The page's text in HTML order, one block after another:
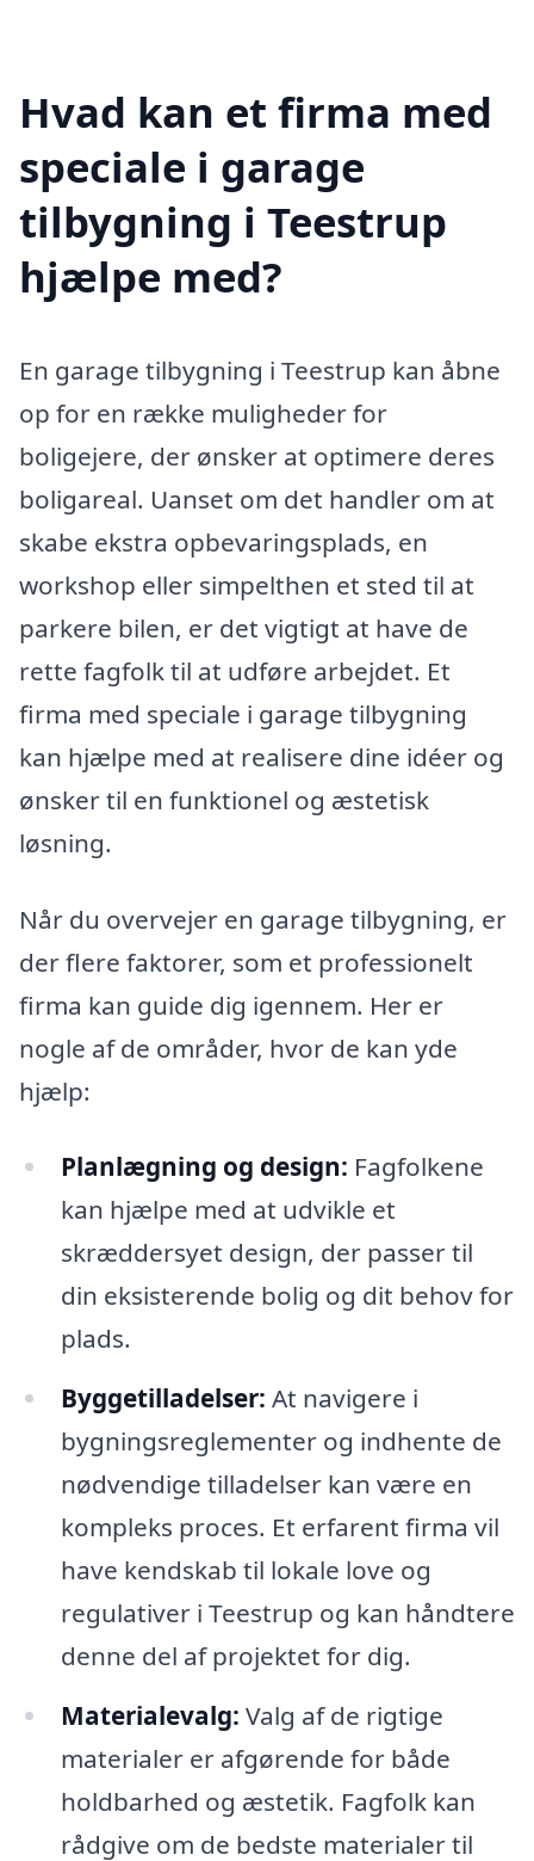
Hvad kan et firma med
speciale i garage
tilbygning i Teestrup
hjælpe med?
En garage tilbygning i Teestrup kan åbne
op for en række muligheder for
boligejere, der ønsker at optimere deres
boligareal. Uanset om det handler om at
skabe ekstra opbevaringsplads, en
workshop eller simpelthen et sted til at
parkere bilen, er det vigtigt at have de
rette fagfolk til at udføre arbejdet. Et
firma med speciale i garage tilbygning
kan hjælpe med at realisere dine idéer og
ønsker til en funktionel og æstetisk
løsning.
Når du overvejer en garage tilbygning, er
der flere faktorer, som et professionelt
firma kan guide dig igennem. Her er
nogle af de områder, hvor de kan yde
hjælp:
Planlægning og design: Fagfolkene
kan hjælpe med at udvikle et
skræddersyet design, der passer til
din eksisterende bolig og dit behov for
plads.
Byggetilladelser: At navigere i
bygningsreglementer og indhente de
nødvendige tilladelser kan være en
kompleks proces. Et erfarent firma vil
have kendskab til lokale love og
regulativer i Teestrup og kan håndtere
denne del af projektet for dig.
Materialevalg: Valg af de rigtige
materialer er afgørende for både
holdbarhed og æstetik. Fagfolk kan
rådgive om de bedste materialer til